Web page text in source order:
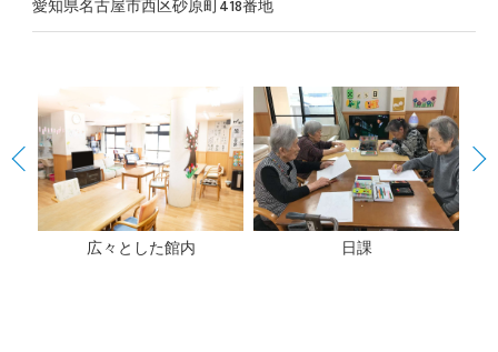
愛知県名古屋市西区砂原町418番地
広々とした館内 日課